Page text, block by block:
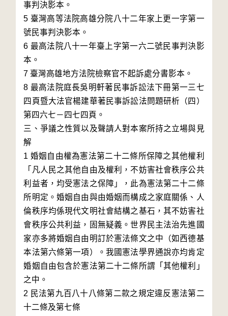
事判決影本。
5 臺灣高等法院高雄分院八十二年家上更一字第一
號民事判決影本。
6 最高法院八十一年臺上字第一六二號民事判決影
本。
7 臺灣高雄地方法院檢察官不起訴處分書影本。
8 最高法院庭長吳明軒著民事訴訟法下冊第一三七
四頁暨大法官楊建華著民事訴訟法問題研析（四）
第四六七－四七四頁。
三、爭議之性質以及聲請人對本案所持之立場與見
解
1 婚姻自由權為憲法第二十二條所保障之其他權利
「凡人民之其他自由及權利，不妨害社會秩序公共
利益者，均受憲法之保障」，此為憲法第二十二條
所明定。婚姻自由與由婚姻而構成之家庭關係、人
倫秩序均係現代文明社會結構之基石，其不妨害社
會秩序公共利益，固無疑義。世界民主法治先進國
家亦多將婚姻自由明訂於憲法條文之中（如西德基
本法第六條第一項）。我國憲法學界通說亦均肯定
婚姻自由包含於憲法第二十二條所謂「其他權利」
之中。
2 民法第九百八十八條第二款之規定違反憲法第二
十二條及第七條